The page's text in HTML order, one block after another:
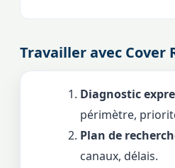
Travailler avec Cover
Diagnostic
périmètre,
Plan de
canaux, délais.